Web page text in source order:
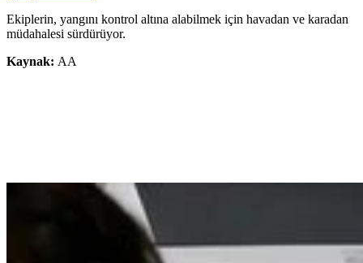
Ekiplerin, yangını kontrol altına alabilmek için havadan ve karadan
müdahalesi sürdürüyor.
Kaynak: AA